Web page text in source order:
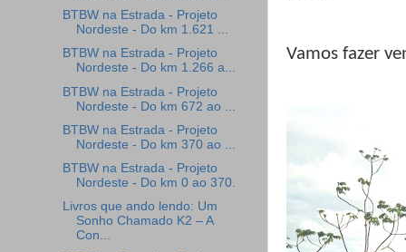
Vamos fazer
BTBW na Estrada - Projeto
Nordeste - Do km 1.621 ...
BTBW na Estrada - Projeto
Nordeste - Do km 1.266 a...
BTBW na Estrada - Projeto
Nordeste - Do km 672 ao ...
BTBW na Estrada - Projeto
Nordeste - Do km 370 ao ...
BTBW na Estrada - Projeto
Nordeste - Do km 0 ao 370.
Livros que ando lendo: Um
Sonho Chamado K2 – A
Con...